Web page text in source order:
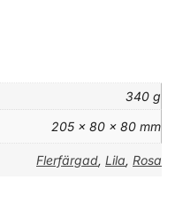
340 g
205 × 80 × 80 mm
Flerfärgad, Lila, Rosa